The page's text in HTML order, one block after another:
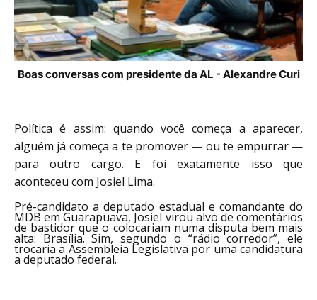
Boas conversas com presidente da AL - Alexandre Curi
Política é assim: quando você começa a aparecer,
alguém já começa a te promover — ou te empurrar —
para outro cargo. E foi exatamente isso que
aconteceu com Josiel Lima.
Pré-candidato a deputado estadual e comandante do
MDB em Guarapuava, Josiel virou alvo de comentários
de bastidor que o colocariam numa disputa bem mais
alta: Brasília. Sim, segundo o “rádio corredor”, ele
trocaria a Assembleia Legislativa por uma candidatura
a deputado federal.